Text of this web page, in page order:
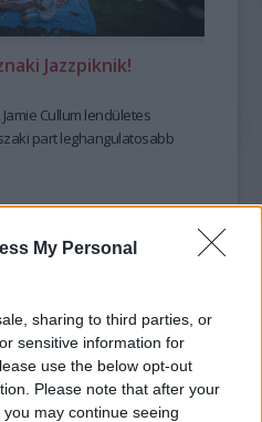
My Personal
sharing to third parties, or
sensitive information for
use the below opt-out
Please note that after your
may continue seeing
Jazzpiknik!
Cullum lendületes
part leghangulatosabb